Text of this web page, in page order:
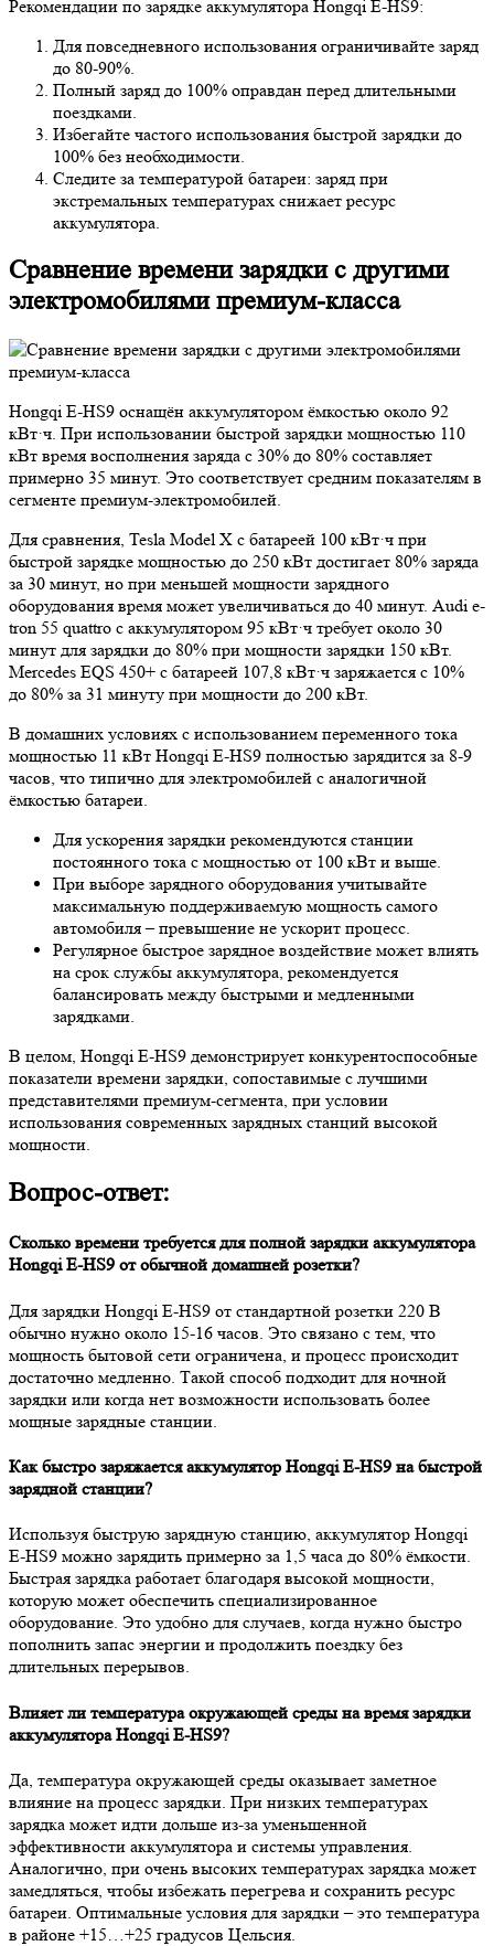
Рекомендации по зарядке аккумулятора Hongqi E-HS9:
Для повседневного использования ограничивайте заряд
до 80-90%.
Полный заряд до 100% оправдан перед длительными
поездками.
Избегайте частого использования быстрой зарядки до
100% без необходимости.
Следите за температурой батареи: заряд при
экстремальных температурах снижает ресурс
аккумулятора.
Сравнение времени зарядки с другими
электромобилями премиум-класса
Hongqi E-HS9 оснащён аккумулятором ёмкостью около 92
кВт·ч. При использовании быстрой зарядки мощностью 110
кВт время восполнения заряда с 30% до 80% составляет
примерно 35 минут. Это соответствует средним показателям в
сегменте премиум-электромобилей.
Для сравнения, Tesla Model X с батареей 100 кВт·ч при
быстрой зарядке мощностью до 250 кВт достигает 80% заряда
за 30 минут, но при меньшей мощности зарядного
оборудования время может увеличиваться до 40 минут. Audi e-
tron 55 quattro с аккумулятором 95 кВт·ч требует около 30
минут для зарядки до 80% при мощности зарядки 150 кВт.
Mercedes EQS 450+ с батареей 107,8 кВт·ч заряжается с 10%
до 80% за 31 минуту при мощности до 200 кВт.
В домашних условиях с использованием переменного тока
мощностью 11 кВт Hongqi E-HS9 полностью зарядится за 8-9
часов, что типично для электромобилей с аналогичной
ёмкостью батареи.
Для ускорения зарядки рекомендуются станции
постоянного тока с мощностью от 100 кВт и выше.
При выборе зарядного оборудования учитывайте
максимальную поддерживаемую мощность самого
автомобиля – превышение не ускорит процесс.
Регулярное быстрое зарядное воздействие может влиять
на срок службы аккумулятора, рекомендуется
балансировать между быстрыми и медленными
зарядками.
В целом, Hongqi E-HS9 демонстрирует конкурентоспособные
показатели времени зарядки, сопоставимые с лучшими
представителями премиум-сегмента, при условии
использования современных зарядных станций высокой
мощности.
Вопрос-ответ:
Сколько времени требуется для полной зарядки аккумулятора
Hongqi E-HS9 от обычной домашней розетки?
Для зарядки Hongqi E-HS9 от стандартной розетки 220 В
обычно нужно около 15-16 часов. Это связано с тем, что
мощность бытовой сети ограничена, и процесс происходит
достаточно медленно. Такой способ подходит для ночной
зарядки или когда нет возможности использовать более
мощные зарядные станции.
Как быстро заряжается аккумулятор Hongqi E-HS9 на быстрой
зарядной станции?
Используя быструю зарядную станцию, аккумулятор Hongqi
E-HS9 можно зарядить примерно за 1,5 часа до 80% ёмкости.
Быстрая зарядка работает благодаря высокой мощности,
которую может обеспечить специализированное
оборудование. Это удобно для случаев, когда нужно быстро
пополнить запас энергии и продолжить поездку без
длительных перерывов.
Влияет ли температура окружающей среды на время зарядки
аккумулятора Hongqi E-HS9?
Да, температура окружающей среды оказывает заметное
влияние на процесс зарядки. При низких температурах
зарядка может идти дольше из-за уменьшенной
эффективности аккумулятора и системы управления.
Аналогично, при очень высоких температурах зарядка может
замедляться, чтобы избежать перегрева и сохранить ресурс
батареи. Оптимальные условия для зарядки – это температура
в районе +15…+25 градусов Цельсия.